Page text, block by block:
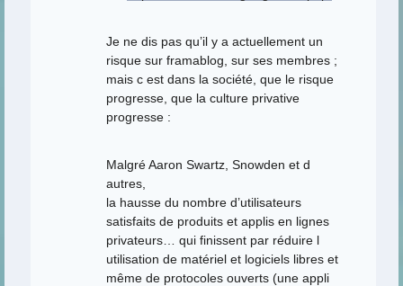
Je ne dis pas qu’il y a actuellement un
risque sur framablog, sur ses membres ;
mais c est dans la société, que le risque
progresse, que la culture privative
progresse :
Malgré Aaron Swartz, Snowden et d
autres,
la hausse du nombre d’utilisateurs
satisfaits de produits et applis en lignes
privateurs… qui finissent par réduire l
utilisation de matériel et logiciels libres et
même de protocoles ouverts (une appli